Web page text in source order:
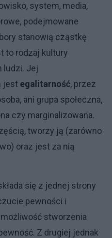
system, media,
podejmowane
stanowią cząstkę
to rodzaj kultury
ludzi. Jej
jest egalitarność, przez
ani grupa społeczna,
czy marginalizowana.
tworzy ją (zarówno
oraz jest za nią
się z jednej strony
pewności i
stworzenia
Z drugiej jednak